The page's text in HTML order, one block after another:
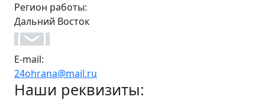
Регион работы:
Дальний Восток
E-mail:
24ohrana@mail.ru
Наши реквизиты: